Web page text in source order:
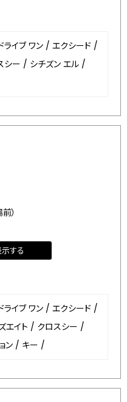
ライブ ワン / エクシード /
シー / シチズン エル /
）
する
ライブ ワン / エクシード /
エイト / クロスシー /
ン / キー /